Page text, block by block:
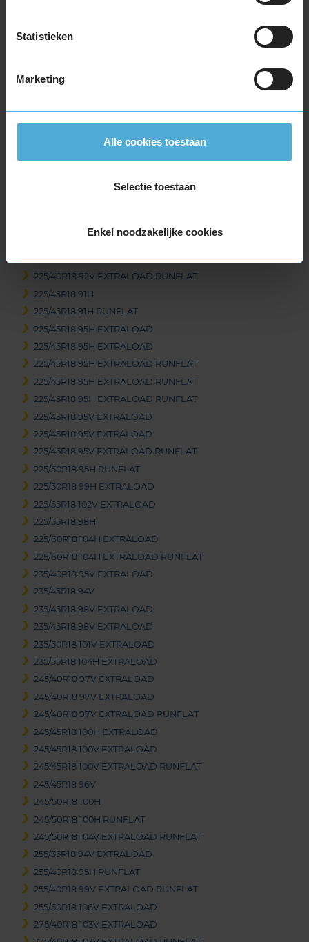
Statistieken
Marketing
Alle cookies toestaan
Selectie toestaan
Enkel noodzakelijke cookies
235/55R17 103V EXTRALOAD
245/45R17 99V EXTRALOAD
205/40R18 86V EXTRALOAD RUNFLAT
225/40R18 92V EXTRALOAD RUNFLAT
225/45R18 91H
225/45R18 91H RUNFLAT
225/45R18 95H EXTRALOAD
225/45R18 95H EXTRALOAD
225/45R18 95H EXTRALOAD RUNFLAT
225/45R18 95H EXTRALOAD RUNFLAT
225/45R18 95H EXTRALOAD RUNFLAT
225/45R18 95V EXTRALOAD
225/45R18 95V EXTRALOAD
225/45R18 95V EXTRALOAD RUNFLAT
225/50R18 95H RUNFLAT
225/50R18 99H EXTRALOAD
225/55R18 102V EXTRALOAD
225/55R18 98H
225/60R18 104H EXTRALOAD
225/60R18 104H EXTRALOAD RUNFLAT
235/40R18 95V EXTRALOAD
235/45R18 94V
235/45R18 98V EXTRALOAD
235/45R18 98V EXTRALOAD
235/50R18 101V EXTRALOAD
235/55R18 104H EXTRALOAD
245/40R18 97V EXTRALOAD
245/40R18 97V EXTRALOAD
245/40R18 97V EXTRALOAD RUNFLAT
245/45R18 100H EXTRALOAD
245/45R18 100V EXTRALOAD
245/45R18 100V EXTRALOAD RUNFLAT
245/45R18 96V
245/50R18 100H
245/50R18 100H RUNFLAT
245/50R18 104V EXTRALOAD RUNFLAT
255/35R18 94V EXTRALOAD
255/40R18 95H RUNFLAT
255/40R18 99V EXTRALOAD RUNFLAT
255/50R18 106V EXTRALOAD
275/40R18 103V EXTRALOAD